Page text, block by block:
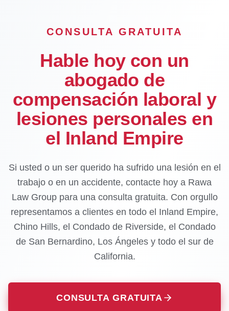
CONSULTA GRATUITA
Hable hoy con un
abogado de
compensación laboral y
lesiones personales en
el Inland Empire
Si usted o un ser querido ha sufrido una lesión en el
trabajo o en un accidente, contacte hoy a Rawa
Law Group para una consulta gratuita. Con orgullo
representamos a clientes en todo el Inland Empire,
Chino Hills, el Condado de Riverside, el Condado
de San Bernardino, Los Ángeles y todo el sur de
California.
CONSULTA GRATUITA